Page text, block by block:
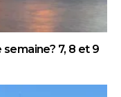
7, 8 et 9